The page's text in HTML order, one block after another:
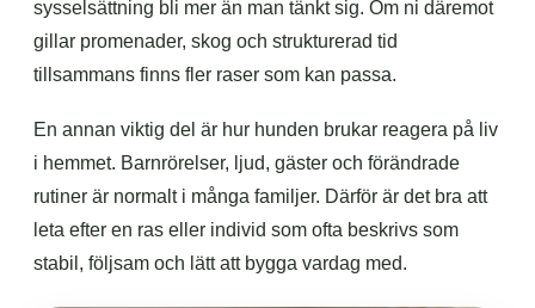
sysselsättning bli mer än man tänkt sig. Om ni däremot
gillar promenader, skog och strukturerad tid
tillsammans finns fler raser som kan passa.
En annan viktig del är hur hunden brukar reagera på liv
i hemmet. Barnrörelser, ljud, gäster och förändrade
rutiner är normalt i många familjer. Därför är det bra att
leta efter en ras eller individ som ofta beskrivs som
stabil, följsam och lätt att bygga vardag med.